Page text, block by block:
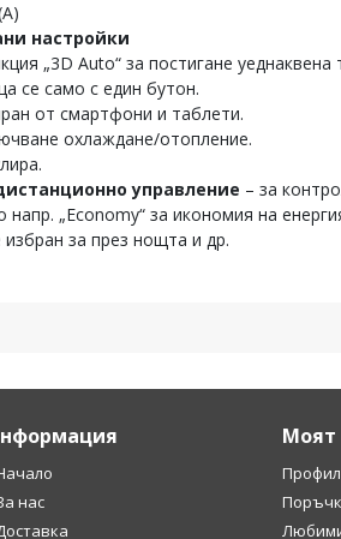
настройки
„3D Auto“ за постигане
се само с един бутон.
от смартфони и таблети.
охлаждане/отопление.
управление – за
„Economy“ за икономия на
за през нощта и др.
нас
Моят
Профил